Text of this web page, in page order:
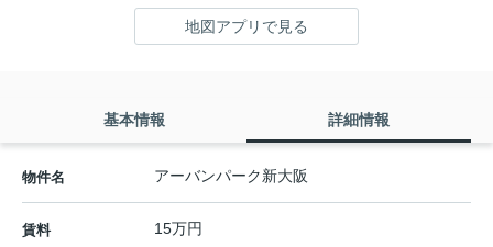
地図アプリで見る
基本情報 詳細情報
物件名 アーバンパーク新大阪
賃料 15万円